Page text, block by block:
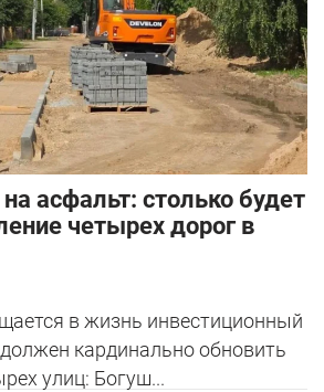
асфальт: столько будет
четырех дорог в
в жизнь инвестиционный
кардинально обновить
улиц: Богуш...